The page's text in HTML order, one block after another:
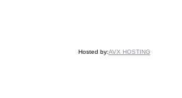
Hosted by:AVX HOSTING